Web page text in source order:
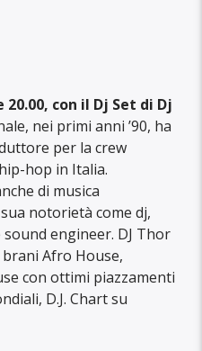
20.00, con il Dj Set di Dj
nei primi anni ’90, ha
per la crew
hop in Italia.
di musica
notorietà come dj,
engineer. DJ Thor
Afro House,
con ottimi piazzamenti
D.J. Chart su